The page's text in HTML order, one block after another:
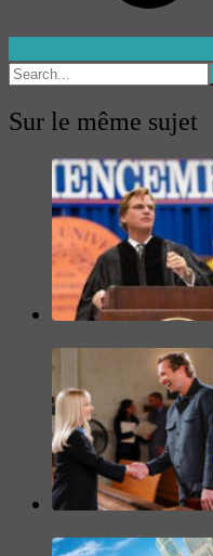
Sur le même sujet